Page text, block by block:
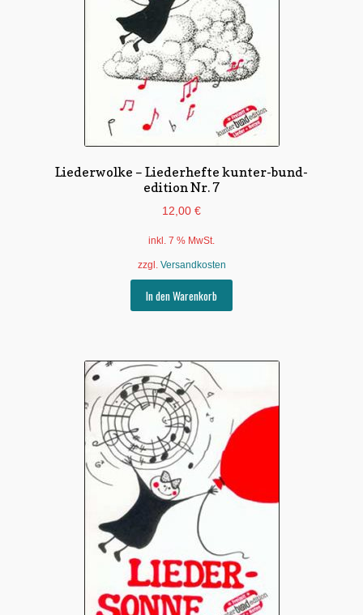
Liederwolke – Liederhefte kunter-bund-
edition Nr. 7
12,00 €
inkl. 7 % MwSt.
zzgl. Versandkosten
In den Warenkorb